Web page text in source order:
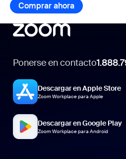
Comprar ahora Comprar ahora
Ponerse en contacto
Descargar en Apple Store
Zoom Workplace para Apple
Descargar en Google Play
Zoom Workplace para Android